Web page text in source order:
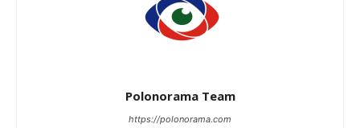
Polonorama Team
https://polonorama.com